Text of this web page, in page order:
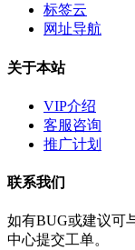
标签云
网址导航
关于本站
VIP介绍
客服咨询
推广计划
联系我们
如有BUG或建议可
中心提交工单。